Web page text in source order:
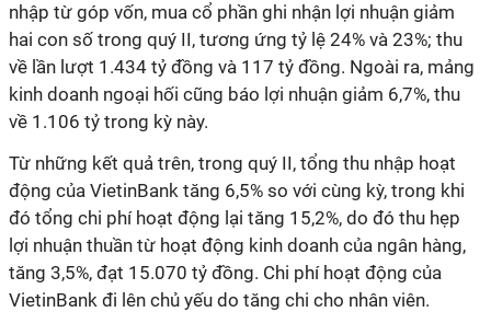
nhập từ góp vốn, mua cổ phần ghi nhận lợi nhuận giảm
hai con số trong quý II, tương ứng tỷ lệ 24% và 23%; thu
về lần lượt 1.434 tỷ đồng và 117 tỷ đồng. Ngoài ra, mảng
kinh doanh ngoại hối cũng báo lợi nhuận giảm 6,7%, thu
về 1.106 tỷ trong kỳ này.
Từ những kết quả trên, trong quý II, tổng thu nhập hoạt
động của VietinBank tăng 6,5% so với cùng kỳ, trong khi
đó tổng chi phí hoạt động lại tăng 15,2%, do đó thu hẹp
lợi nhuận thuần từ hoạt động kinh doanh của ngân hàng,
tăng 3,5%, đạt 15.070 tỷ đồng. Chi phí hoạt động của
VietinBank đi lên chủ yếu do tăng chi cho nhân viên.